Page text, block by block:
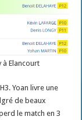
à Elancourt
Yoan livre une
de beaux
le match en 3